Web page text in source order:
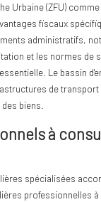
Urbaine (ZFU)
fiscaux
administratifs,
et les normes de
Le bassin
de transport
biens.
à
spécialisées
professionnelles à